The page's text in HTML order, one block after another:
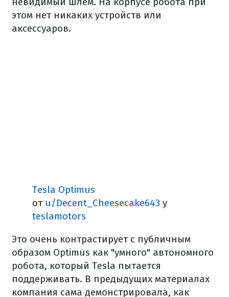
этом нет никаких устройств или
аксессуаров.
Tesla Optimus
от u/Decent_Cheesecake643 у
teslamotors
Это очень контрастирует с публичным
образом Optimus как "умного" автономного
робота, который Tesla пытается
поддерживать. В предыдущих материалах
компания сама демонстрировала, как